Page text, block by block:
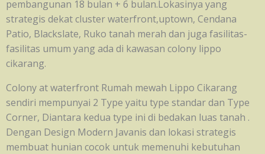
pembangunan 18 bulan + 6 bulan.Lokasinya yang
strategis dekat cluster waterfront,uptown, Cendana
Patio, Blackslate, Ruko tanah merah dan juga fasilitas-
fasilitas umum yang ada di kawasan colony lippo
cikarang.
Colony at waterfront Rumah mewah Lippo Cikarang
sendiri mempunyai 2 Type yaitu type standar dan Type
Corner, Diantara kedua type ini di bedakan luas tanah .
Dengan Design Modern Javanis dan lokasi strategis
membuat hunian cocok untuk memenuhi kebutuhan